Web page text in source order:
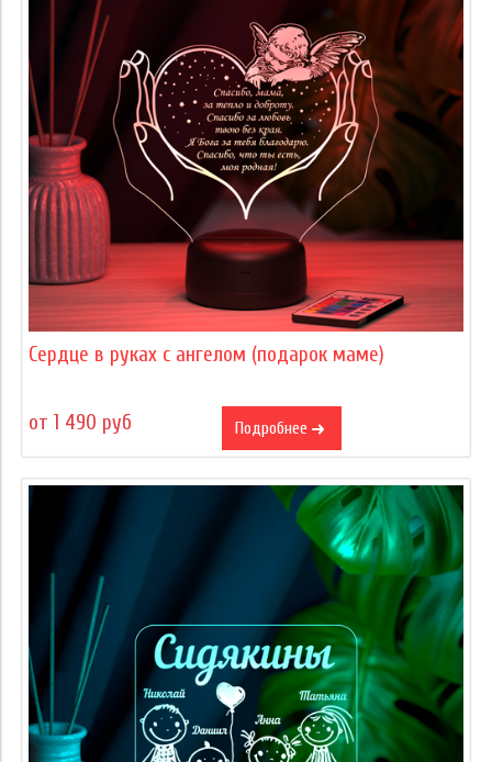
Сердце в руках с ангелом (подарок маме)
от 1 490 руб Подробнее